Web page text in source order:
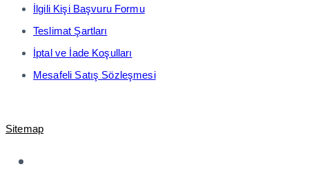
İlgili Kişi Başvuru Formu
Teslimat Şartları
İptal ve İade Koşulları
Mesafeli Satış Sözleşmesi
Sitemap